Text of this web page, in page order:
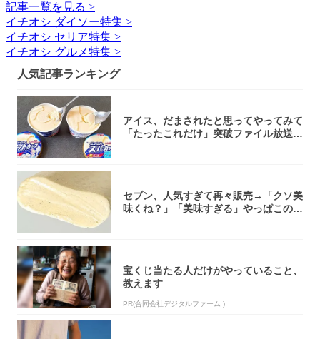
記事一覧を見る >
イチオシ ダイソー特集 >
イチオシ セリア特集 >
イチオシ グルメ特集 >
人気記事ランキング
アイス、だまされたと思ってやってみて
「たったこれだけ」突破ファイル放送で
セブン、人気すぎて再々販売→「クソ美
味くね？」「美味すぎる」やっぱこのク
宝くじ当たる人だけがやっていること、
教えます
PR(合同会社デジタルファーム )